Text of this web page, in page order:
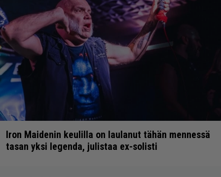
Iron Maidenin keulilla on laulanut tähän mennessä
tasan yksi legenda, julistaa ex-solisti